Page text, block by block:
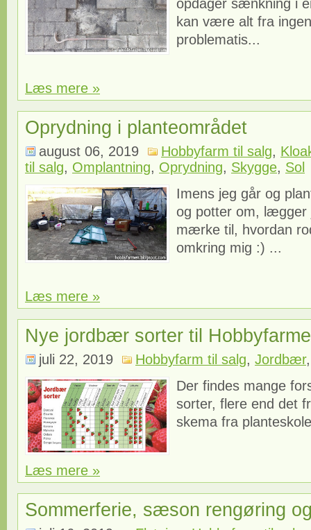
opdager sænkning i
kan være alt fra
problematis...
Læs mere »
Oprydning i planteområdet
august 06, 2019 Hobbyfarm til salg,
til salg, Omplantning, Oprydning, Skygge, Sol
Imens jeg går og
og potter om, lægger
mærke til, hvordan
omkring mig :) ...
Læs mere »
Nye jordbær sorter til
juli 22, 2019 Hobbyfarm til salg, Jordbær
Der findes mange
sorter, flere end det
skema fra
Læs mere »
Sommerferie, sæson rengøring